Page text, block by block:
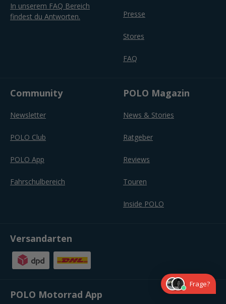
In unserem FAQ Bereich
findest du Antworten.
Presse
Stores
FAQ
Community
Newsletter
POLO Club
POLO App
Fahrschulbereich
POLO Magazin
News & Stories
Ratgeber
Reviews
Touren
Inside POLO
Versandarten
POLO Motorrad App
Frage?